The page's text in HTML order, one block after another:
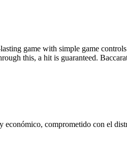
game with simple game
this, a hit is guaranteed.
comprometido con el